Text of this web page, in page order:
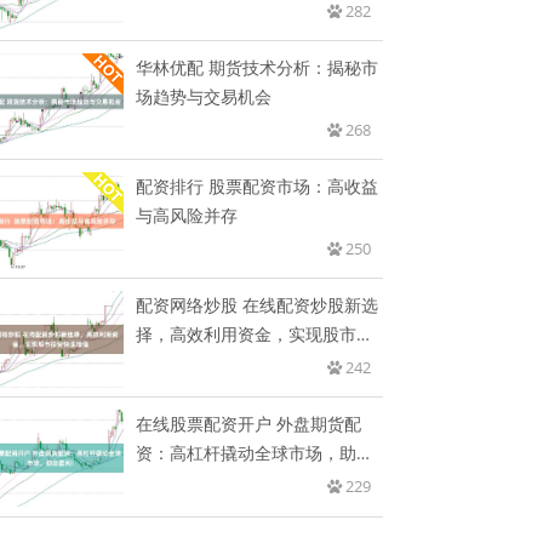
282
华林优配 期货技术分析：揭秘市
场趋势与交易机会
268
配资排行 股票配资市场：高收益
与高风险并存
250
配资网络炒股 在线配资炒股新选
择，高效利用资金，实现股市投
242
在线股票配资开户 外盘期货配
资：高杠杆撬动全球市场，助您
229